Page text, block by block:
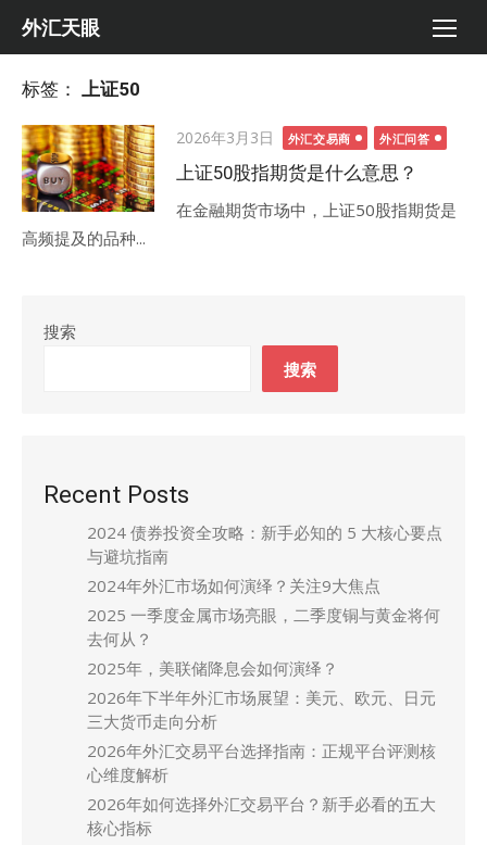
Skip
外汇天眼
标签： 上证50
Posted
on
2026年3月3日 外汇交易商 外汇问答
上证50股指期货是什么意思？
在金融期货市场中，上证50股指期货是
高频提及的品种...
搜索
搜索
Recent Posts
2024 债券投资全攻略：新手必知的 5 大核心要点
与避坑指南
2024年外汇市场如何演绎？关注9大焦点
2025 一季度金属市场亮眼，二季度铜与黄金将何
去何从？
2025年，美联储降息会如何演绎？
2026年下半年外汇市场展望：美元、欧元、日元
三大货币走向分析
2026年外汇交易平台选择指南：正规平台评测核
心维度解析
2026年如何选择外汇交易平台？新手必看的五大
核心指标